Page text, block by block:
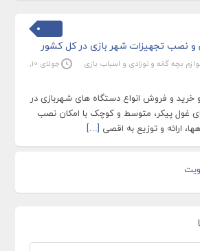
نصب تجهیزات شهر بازی در کل کشور
لوازم بچه گانه و نوزادی و اسباب بازی
جولای 10,
خرید و فروش انواع دستگاه های شهربازی در
غول پیکر، متوسط و کوچک با امکان نصب
ارائه و توزیع به اقصی […]